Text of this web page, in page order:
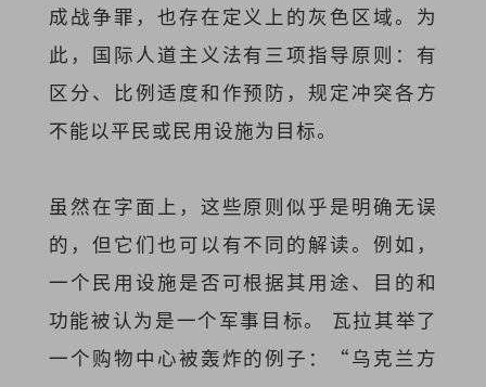
成战争罪，也存在定义上的灰色区域。为
此，国际人道主义法有三项指导原则：有
区分、比例适度和作预防，规定冲突各方
不能以平民或民用设施为目标。
虽然在字面上，这些原则似乎是明确无误
的，但它们也可以有不同的解读。例如，
一个民用设施是否可根据其用途、目的和
功能被认为是一个军事目标。 瓦拉其举了
一个购物中心被轰炸的例子：“乌克兰方